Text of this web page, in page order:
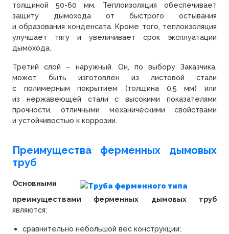
толщиной 50-60 мм. Теплоизоляция обеспечивает
защиту дымохода от быстрого остывания
и образования конденсата. Кроме того, теплоизоляция
улучшает тягу и увеличивает срок эксплуатации
дымохода.
Третий слой – наружный. Он, по выбору Заказчика,
может быть изготовлен из листовой стали
с полимерным покрытием (толщина 0,5 мм) или
из нержавеющей стали с высокими показателями
прочности, отличными механическими свойствами
и устойчивостью к коррозии.
Преимущества ферменных дымовых
труб
Основными
преимуществами ферменных дымовых труб
являются:
сравнительно небольшой вес конструкции;